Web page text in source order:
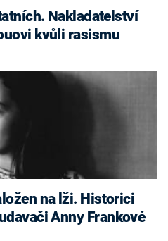
kvůli rasismu
na lži. Historici
Anny Frankové